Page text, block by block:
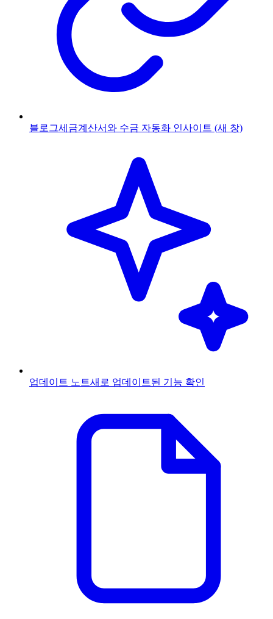
블로그세금계산서와 수금 자동화 인사이트 (새 창)
업데이트 노트새로 업데이트된 기능 확인